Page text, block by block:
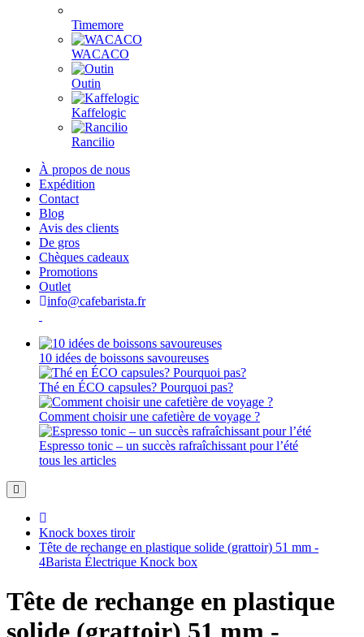
Timemore
WACACO
Outin
Kaffelogic
Rancilio
À propos de nous
Expédition
Contact
Blog
Avis des clients
De gros
Chèques cadeaux
Promotions
Outlet
info@cafebarista.fr
10 idées de boissons savoureuses
Thé en ÉCO capsules? Pourquoi pas?
Comment choisir une cafetière de voyage ?
Espresso tonic – un succès rafraîchissant pour l’été
tous les articles
Knock boxes tiroir
Tête de rechange en plastique solide (grattoir) 51 mm -
4Barista Électrique Knock box
Tête de rechange en plastique